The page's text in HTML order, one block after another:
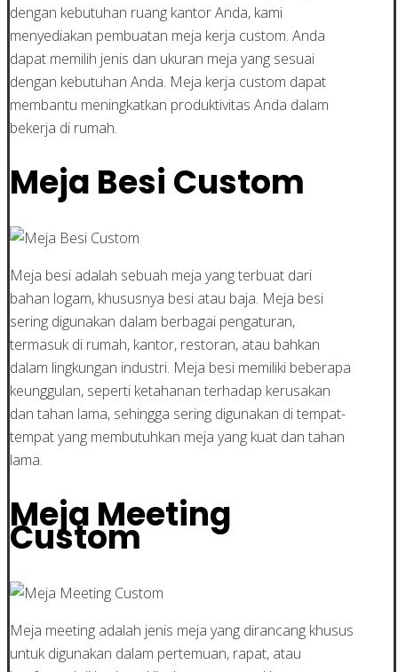
dengan kebutuhan ruang kantor Anda, kami
menyediakan pembuatan meja kerja custom. Anda
dapat memilih jenis dan ukuran meja yang sesuai
dengan kebutuhan Anda. Meja kerja custom dapat
membantu meningkatkan produktivitas Anda dalam
bekerja di rumah.
Meja Besi Custom
Meja besi adalah sebuah meja yang terbuat dari
bahan logam, khususnya besi atau baja. Meja besi
sering digunakan dalam berbagai pengaturan,
termasuk di rumah, kantor, restoran, atau bahkan
dalam lingkungan industri. Meja besi memiliki beberapa
keunggulan, seperti ketahanan terhadap kerusakan
dan tahan lama, sehingga sering digunakan di tempat-
tempat yang membutuhkan meja yang kuat dan tahan
lama.
Meja Meeting
Custom
Meja meeting adalah jenis meja yang dirancang khusus
untuk digunakan dalam pertemuan, rapat, atau